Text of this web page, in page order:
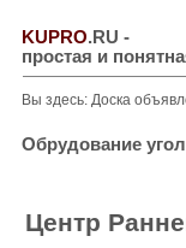
KUPRO.RU -
простая и
Вы здесь: Доска
Обрудование
Центр